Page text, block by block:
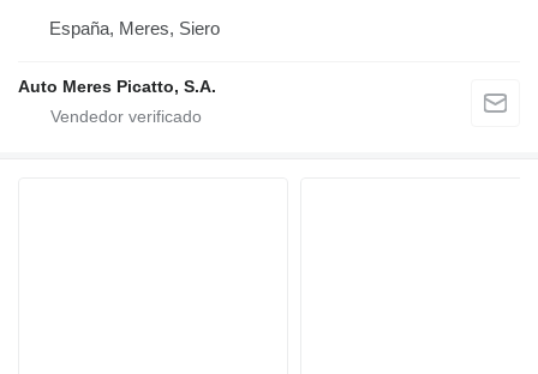
España, Meres, Siero
Auto Meres Picatto, S.A.